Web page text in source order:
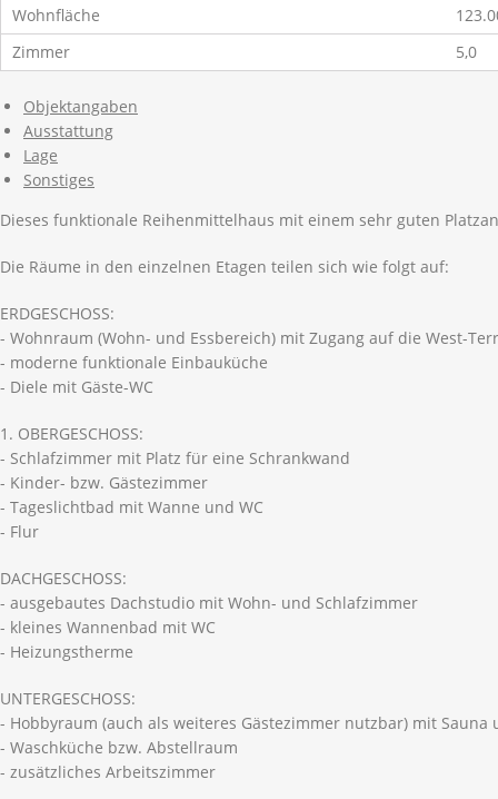
Wohnfläche
Zimmer
5,0
Objektangaben
Ausstattung
Lage
Sonstiges
Dieses funktionale Reihenmittelhaus mit einem sehr guten
Die Räume in den einzelnen Etagen teilen sich wie folgt auf:
ERDGESCHOSS:
- Wohnraum (Wohn- und Essbereich) mit Zugang auf die West-
- moderne funktionale Einbauküche
- Diele mit Gäste-WC
1. OBERGESCHOSS:
- Schlafzimmer mit Platz für eine Schrankwand
- Kinder- bzw. Gästezimmer
- Tageslichtbad mit Wanne und WC
- Flur
DACHGESCHOSS:
- ausgebautes Dachstudio mit Wohn- und Schlafzimmer
- kleines Wannenbad mit WC
- Heizungstherme
UNTERGESCHOSS:
- Hobbyraum (auch als weiteres Gästezimmer nutzbar) mit Sauna
- Waschküche bzw. Abstellraum
- zusätzliches Arbeitszimmer